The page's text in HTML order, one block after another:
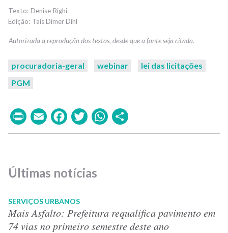
Denise Righi
Taís Dimer Dihl
procuradoria-geral webinar
lei das licitações
PGM
PrintEmailFacebook
TwitterWhatsApp
Últimas notícias
SERVIÇOS URBANOS
Mais Asfalto: Prefeitura requalifica pavimento em
74 vias no primeiro semestre deste ano